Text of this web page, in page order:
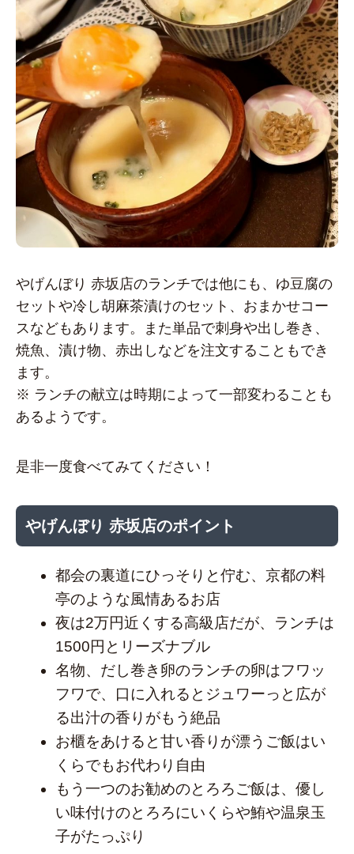
やげんぼり 赤坂店のランチでは他にも、ゆ豆腐の
セットや冷し胡麻茶漬けのセット、おまかせコー
スなどもあります。また単品で刺身や出し巻き、
焼魚、漬け物、赤出しなどを注文することもでき
ます。
※ ランチの献立は時期によって一部変わることも
あるようです。
是非一度食べてみてください！
やげんぼり 赤坂店のポイント
都会の裏道にひっそりと佇む、京都の料
亭のような風情あるお店
夜は2万円近くする高級店だが、ランチは
1500円とリーズナブル
名物、だし巻き卵のランチの卵はフワッ
フワで、口に入れるとジュワーっと広が
る出汁の香りがもう絶品
お櫃をあけると甘い香りが漂うご飯はい
くらでもお代わり自由
もう一つのお勧めのとろろご飯は、優し
い味付けのとろろにいくらや鮪や温泉玉
子がたっぷり